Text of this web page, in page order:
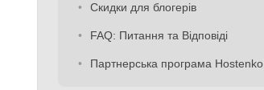
Скидки для блогерів
FAQ: Питання та Відповіді
Партнерська програма Hostenko